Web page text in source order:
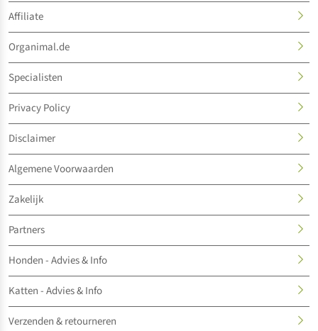
Affiliate
Organimal.de
Specialisten
Privacy Policy
Disclaimer
Algemene Voorwaarden
Zakelijk
Partners
Honden - Advies & Info
Katten - Advies & Info
Verzenden & retourneren